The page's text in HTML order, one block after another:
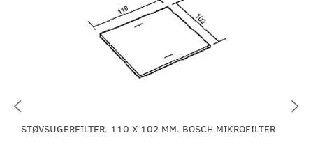
STØVSUGERFILTER. 110 X 102 MM. BOSCH MIKROFILTER